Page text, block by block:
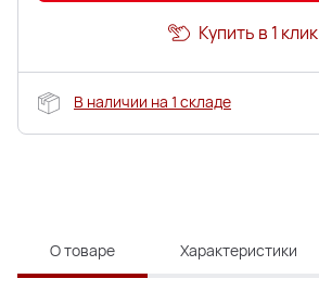
Купить в 1 клик
В наличии на 1 складе
О товаре Характеристики